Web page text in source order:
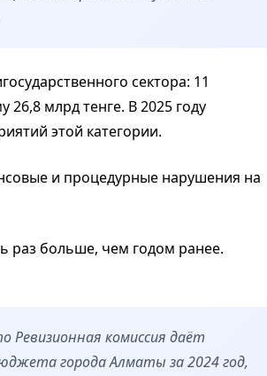
сектора: 11
млрд тенге. В 2025 году
этой категории.
и процедурные нарушения на
раз больше, чем годом ранее.
Ревизионная комиссия даёт
города Алматы за 2024 год,